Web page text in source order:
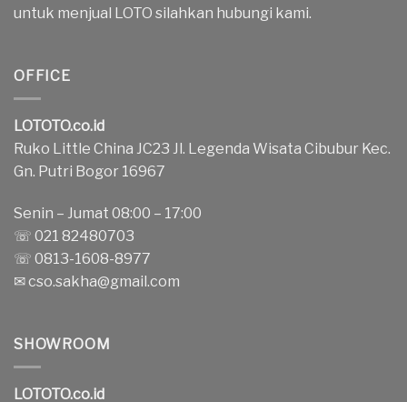
untuk menjual LOTO silahkan hubungi kami.
OFFICE
LOTOTO.co.id
Ruko Little China JC23 Jl. Legenda Wisata Cibubur Kec.
Gn. Putri Bogor 16967
Senin – Jumat 08:00 – 17:00
☏ 021 82480703
☏ 0813-1608-8977
✉cso.sakha@gmail.com
SHOWROOM
LOTOTO.co.id